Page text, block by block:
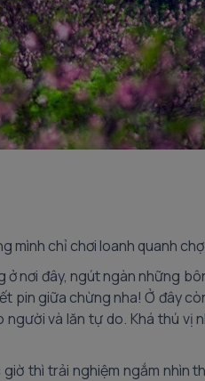
mình chỉ chơi loanh quanh
nơi đây, ngút ngàn những
pin giữa chừng nha! Ở đây
và lăn tự do. Khá thú vị
thì trải nghiệm ngắm nhìn